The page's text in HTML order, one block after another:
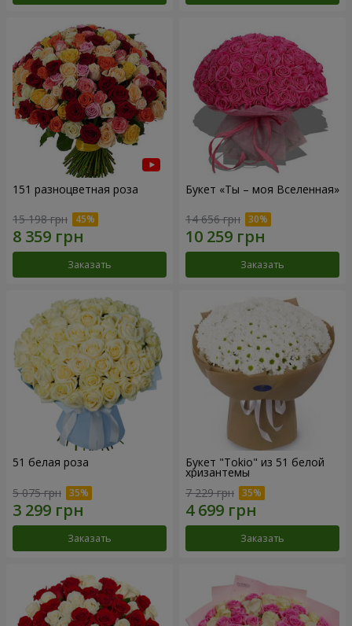
151 разноцветная роза
15 198 грн
Заказать
Букет «Ты – моя Вселенная»
14 656 грн
Заказать
51 белая роза
5 075 грн
Заказать
Букет "Tokio" из 51 белой
хризантемы
7 229 грн
Заказать